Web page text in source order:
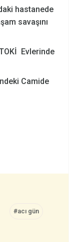
hastanede
savaşını
Evlerinde
Camide
#acı gün